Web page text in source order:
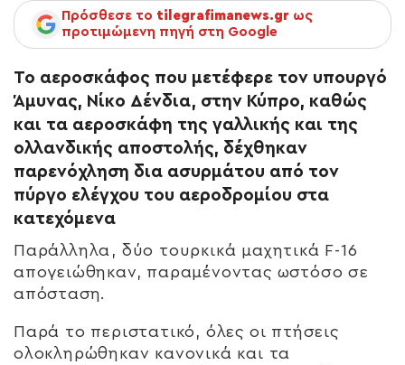
Πρόσθεσε το tilegrafimanews.gr ως
προτιμώμενη πηγή στη Google
Το αεροσκάφος που μετέφερε τον υπουργό
Άμυνας, Νίκο Δένδια, στην Κύπρο, καθώς
και τα αεροσκάφη της γαλλικής και της
ολλανδικής αποστολής, δέχθηκαν
παρενόχληση δια ασυρμάτου από τον
πύργο ελέγχου του αεροδρομίου στα
κατεχόμενα
Παράλληλα, δύο τουρκικά μαχητικά F-16
απογειώθηκαν, παραμένοντας ωστόσο σε
απόσταση.
Παρά το περιστατικό, όλες οι πτήσεις
ολοκληρώθηκαν κανονικά και τα